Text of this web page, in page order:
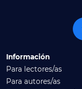
Información
Para lectores/as
Para autores/as